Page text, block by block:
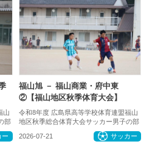
山
部
ー
福山旭 － 福山商業・府中東
②【福山地区秋季体育大会】
令和8年度 広島県高等学校体育連盟福山
地区秋季総合体育大会サッカー男子の部
2026-07-21 サッカー